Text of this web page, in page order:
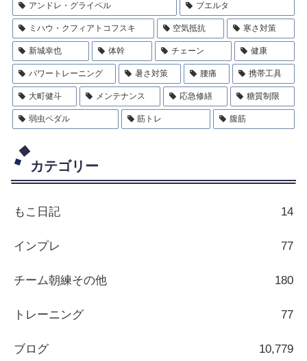
アンドレ・グライペル ブエルタ
ミハウ・クフィアトコフスキ 空気抵抗 寒さ対策
新城幸也 体幹 チェーン 健康
パワートレーニング 暑さ対策 腰痛 携帯工具
大町健斗 メンテナンス 応急修繕 糖質制限
弱虫ペダル 筋トレ 腹筋
カテゴリー
もこ日記 14
インプレ 77
チーム朝練その他 180
トレーニング 77
ブログ 10,779